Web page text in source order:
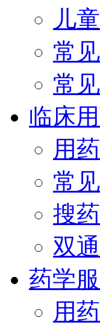
儿
常
常
临床
用
常
搜
双
药学
用